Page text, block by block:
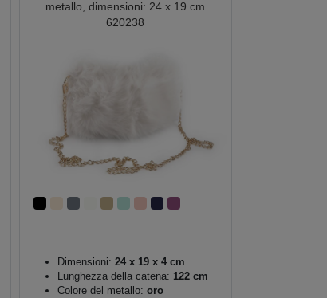
metallo, dimensioni: 24 x 19 cm
620238
Dimensioni: 24 x 19 x 4 cm
Lunghezza della catena: 122 cm
Colore del metallo: oro